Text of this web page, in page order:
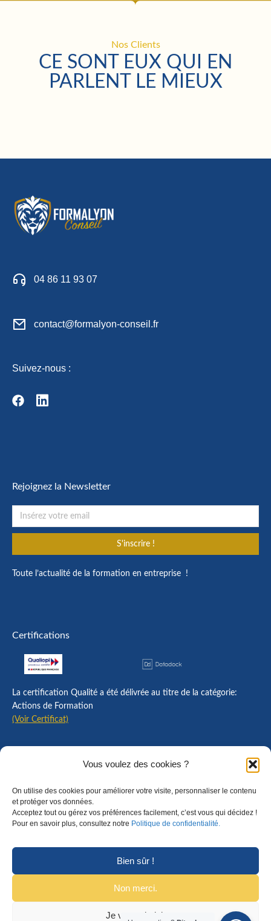
Vous voulez des cookies ?
On utilise des cookies pour améliorer votre visite, personnaliser le contenu
et protéger vos données.
Acceptez tout ou gérez vos préférences facilement, c’est vous qui décidez !
Pour en savoir plus, consultez notre Politique de confidentialité.
Bien sûr !
Non merci.
Je veux choisir
Nos Clients
CE SONT EUX QUI EN
PARLENT LE MIEUX
04 86 11 93 07
contact@formalyon-conseil.fr
Suivez-nous :
Rejoignez la Newsletter
S'inscrire !
Toute l’actualité de la formation en entreprise !
Certifications
La certification Qualité a été délivrée au titre de la catégorie:
Actions de Formation
(Voir Certificat)
Règlement intérieur
CGU
CGV